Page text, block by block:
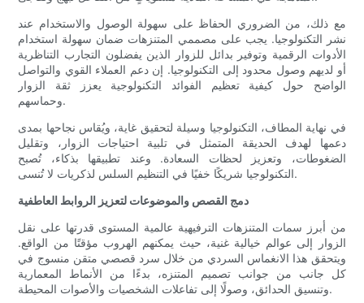
مع ذلك، من الضروري الحفاظ على سهولة الوصول والاستخدام عند
نشر التكنولوجيا. يجب على مصممي المتنزهات ضمان سهولة استخدام
الأدوات الرقمية وتوفير بدائل للزوار الذين يفضلون التجارب التناظرية
أو لديهم وصول محدود إلى التكنولوجيا. إن دعم العملاء القوي والتواصل
الواضح حول كيفية تعظيم الفوائد التكنولوجية يعزز ثقة الزوار
وحماسهم.
في نهاية المطاف، التكنولوجيا وسيلة لتحقيق غاية، ويُقاس نجاحها بمدى
دعمها لهدف الحديقة المتمثل في تلبية احتياجات الزوار، وتقليل
الضغوطات، وتعزيز لحظات السعادة. وعند تطبيقها بذكاء، تُصبح
التكنولوجيا شريكًا خفيًا في التنظيم السلس لذكريات لا تُنسى.
دمج القصص والموضوعات لتعزيز الروابط العاطفية
من أبرز سمات المتنزهات الترفيهية عالمية المستوى قدرتها على نقل
الزوار إلى عوالم خيالية غنية، حيث يمكنهم الهروب مؤقتًا من الواقع.
ويتحقق هذا الانغماس السردي من خلال سرد قصصي متقن منسوج في
كل جانب من جوانب تصميم المتنزه، بدءًا من الأنماط المعمارية
وتنسيق الحدائق، وصولًا إلى تفاعلات الشخصيات والأصوات المحيطة.